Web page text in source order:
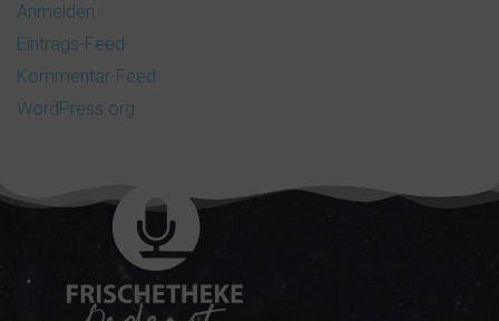
Anmelden
Eintrags-Feed
Kommentar-Feed
WordPress.org